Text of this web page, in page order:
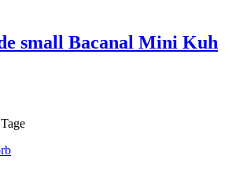
small Bacanal Mini Kuh